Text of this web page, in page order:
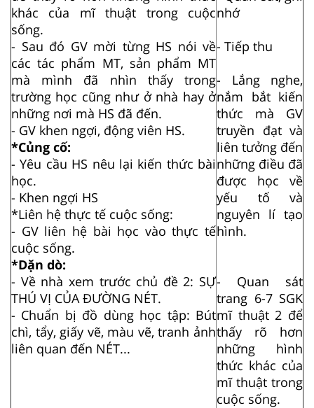
khác của mĩ thuật trong cuộc
sống.
- Sau đó GV mời từng HS nói về
các tác phẩm MT, sản phẩm MT
mà mình đã nhìn thấy trong
trường học cũng như ở nhà hay ở
những nơi mà HS đã đến.
- GV khen ngợi, động viên HS.
*Củng cố:
- Yêu cầu HS nêu lại kiến thức bài
học.
- Khen ngợi HS
*Liên hệ thực tế cuộc sống:
- GV liên hệ bài học vào thực tế
cuộc sống.
*Dặn dò:
- Về nhà xem trước chủ đề 2: SỰ
THÚ VỊ CỦA ĐƯỜNG NÉT.
- Chuẩn bị đồ dùng học tập: Bút
chì, tẩy, giấy vẽ, màu vẽ, tranh ảnh
liên quan đến NÉT...
nhớ
- Tiếp thu
- Lắng nghe,
nắm bắt kiến
thức mà GV
truyền đạt và
liên tưởng đến
những điều đã
được học về
yếu tố và
nguyên lí tạo
hình.
- Quan sát
trang 6-7 SGK
mĩ thuật 2 để
thấy rõ hơn
những hình
thức khác của
mĩ thuật trong
cuộc sống.